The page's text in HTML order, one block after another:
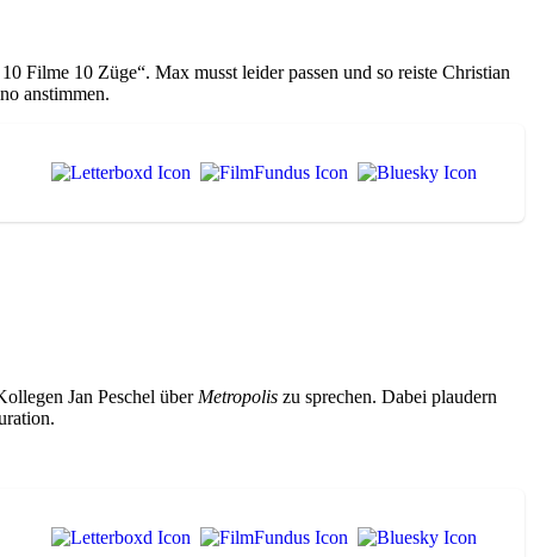
Filme 10 Züge“. Max musst leider passen und so reiste Christian
anstimmen.
Jan Peschel über Metropolis zu sprechen. Dabei plaudern